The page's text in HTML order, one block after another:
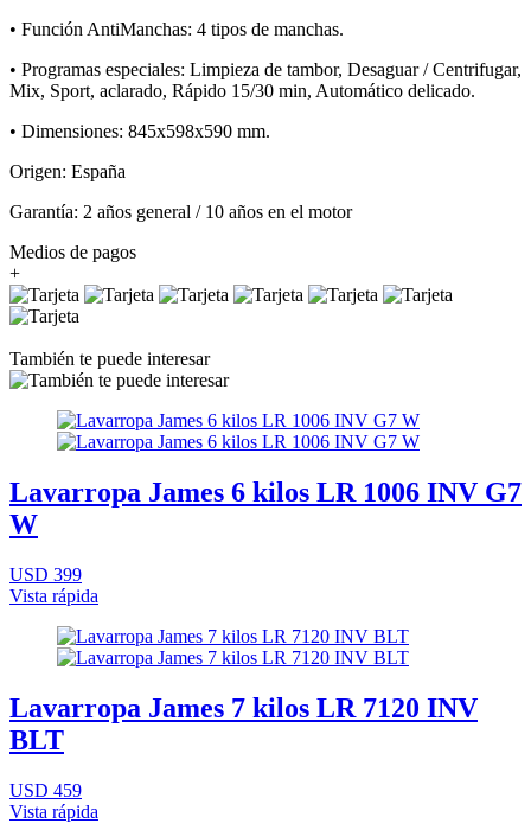
• Función AntiManchas: 4 tipos de manchas.
• Programas especiales: Limpieza de tambor, Desaguar / Centrifugar,
Mix, Sport, aclarado, Rápido 15/30 min, Automático delicado.
• Dimensiones: 845x598x590 mm.
Origen: España
Garantía: 2 años general / 10 años en el motor
Medios de pagos
+
También te puede interesar
Lavarropa James 6 kilos LR 1006 INV G7
W
USD 399
Vista rápida
Lavarropa James 7 kilos LR 7120 INV
BLT
USD 459
Vista rápida